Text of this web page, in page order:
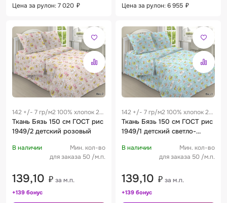
Цена за рулон: 7 020 ₽ Цена за рулон: 6 955 ₽
142 +/- 7 гр/м2 100% хлопок 28
см
Ткань Бязь 150 см ГОСТ рис
1949/2 детский розовый
В наличии
Мин. кол-во
для заказа 50 /м.п.
139,10 ₽ за м.п.
+139 бонус
142 +/- 7 гр/м2 100% хлопок 28
см
Ткань Бязь 150 см ГОСТ рис
1949/1 детский светло-
В наличии
Мин. кол-во
для заказа 50 /м.п.
139,10 ₽ за м.п.
+139 бонус